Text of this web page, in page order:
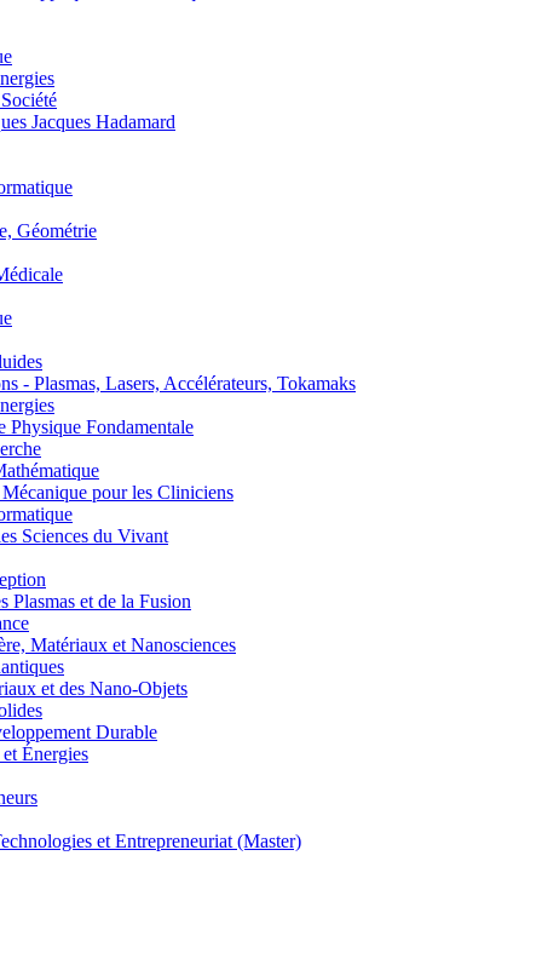
Jacques Hadamard
Géométrie
Plasmas, Lasers, Accélérateurs, Tokamaks
Fondamentale
pour les Cliniciens
Sciences du Vivant
et de la Fusion
Matériaux et Nanosciences
et des Nano-Objets
Durable
Énergies
et Entrepreneuriat (Master)